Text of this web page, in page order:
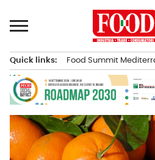
al
principale
Quick links: Food Summit